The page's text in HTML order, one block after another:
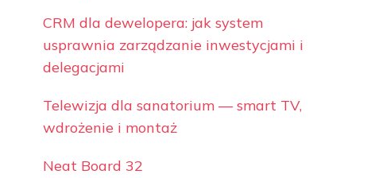
CRM dla dewelopera: jak system
usprawnia zarządzanie inwestycjami i
delegacjami
Telewizja dla sanatorium — smart TV,
wdrożenie i montaż
Neat Board 32